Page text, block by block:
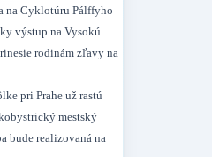
na Cyklotúru Pálffyho
výstup na Vysokú
rodinám zľavy na
pri Prahe už rastú
mestský
bude realizovaná na